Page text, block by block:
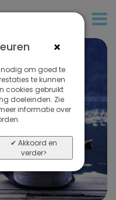
×
nodig om goed te
te kunnen
cookies gebruikt
doeleinden. Zie
informatie over
✔ Akkoord en
verder>